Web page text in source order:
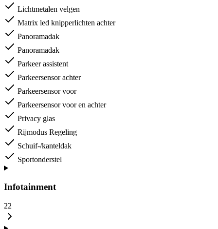
Lichtmetalen velgen
Matrix led knipperlichten achter
Panoramadak
Panoramadak
Parkeer assistent
Parkeersensor achter
Parkeersensor voor
Parkeersensor voor en achter
Privacy glas
Rijmodus Regeling
Schuif-/kanteldak
Sportonderstel
Infotainment
22